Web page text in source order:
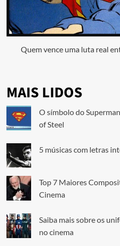
Quem vence uma luta real
MAIS LIDOS
O símbolo do
of Steel
5 músicas com letras
Top 7 Maiores
Cinema
Saiba mais sobre os
no cinema